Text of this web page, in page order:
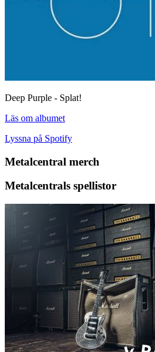
Deep Purple - Splat!
Läs om albumet
Lyssna på Spotify
Metalcentral merch
Metalcentrals spellistor